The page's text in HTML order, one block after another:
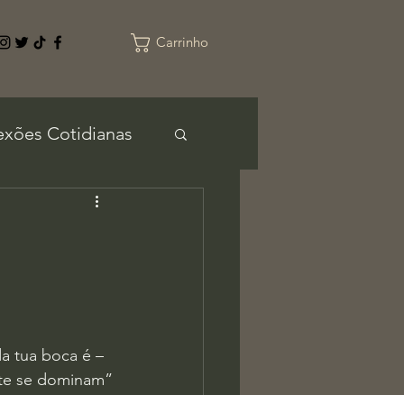
Carrinho
Cotidianas
tua boca é –
se dominam”